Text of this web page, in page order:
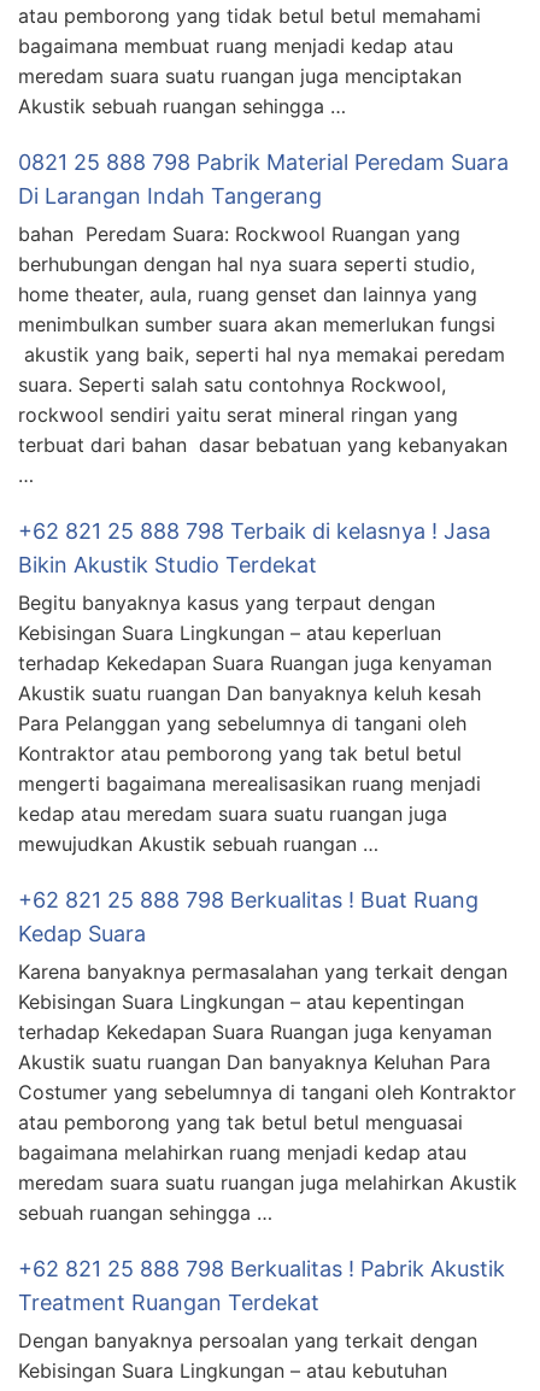
atau pemborong yang tidak betul betul memahami
bagaimana membuat ruang menjadi kedap atau
meredam suara suatu ruangan juga menciptakan
Akustik sebuah ruangan sehingga …
0821 25 888 798 Pabrik Material Peredam Suara
Di Larangan Indah Tangerang
bahan Peredam Suara: Rockwool Ruangan yang
berhubungan dengan hal nya suara seperti studio,
home theater, aula, ruang genset dan lainnya yang
menimbulkan sumber suara akan memerlukan fungsi
akustik yang baik, seperti hal nya memakai peredam
suara. Seperti salah satu contohnya Rockwool,
rockwool sendiri yaitu serat mineral ringan yang
terbuat dari bahan dasar bebatuan yang kebanyakan
…
+62 821 25 888 798 Terbaik di kelasnya ! Jasa
Bikin Akustik Studio Terdekat
Begitu banyaknya kasus yang terpaut dengan
Kebisingan Suara Lingkungan – atau keperluan
terhadap Kekedapan Suara Ruangan juga kenyaman
Akustik suatu ruangan Dan banyaknya keluh kesah
Para Pelanggan yang sebelumnya di tangani oleh
Kontraktor atau pemborong yang tak betul betul
mengerti bagaimana merealisasikan ruang menjadi
kedap atau meredam suara suatu ruangan juga
mewujudkan Akustik sebuah ruangan …
+62 821 25 888 798 Berkualitas ! Buat Ruang
Kedap Suara
Karena banyaknya permasalahan yang terkait dengan
Kebisingan Suara Lingkungan – atau kepentingan
terhadap Kekedapan Suara Ruangan juga kenyaman
Akustik suatu ruangan Dan banyaknya Keluhan Para
Costumer yang sebelumnya di tangani oleh Kontraktor
atau pemborong yang tak betul betul menguasai
bagaimana melahirkan ruang menjadi kedap atau
meredam suara suatu ruangan juga melahirkan Akustik
sebuah ruangan sehingga …
+62 821 25 888 798 Berkualitas ! Pabrik Akustik
Treatment Ruangan Terdekat
Dengan banyaknya persoalan yang terkait dengan
Kebisingan Suara Lingkungan – atau kebutuhan